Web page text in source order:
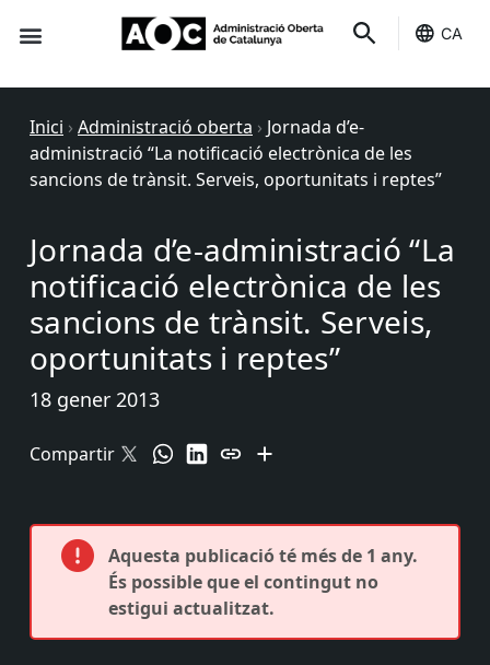
CA
Inici › Administració oberta › Jornada d’e-
administració “La notificació electrònica de les
sancions de trànsit. Serveis, oportunitats i reptes”
Jornada d’e-administració “La
notificació electrònica de les
sancions de trànsit. Serveis,
oportunitats i reptes”
18 gener 2013
Compartir
Aquesta publicació té més de 1 any.
És possible que el contingut no
estigui actualitzat.